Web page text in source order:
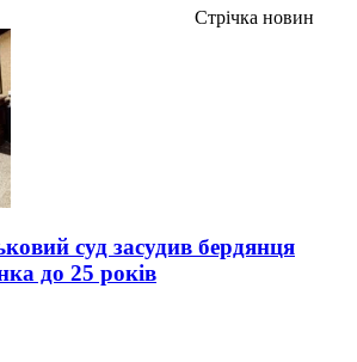
Стрічка новин
суд засудив бердянця
до 25 років